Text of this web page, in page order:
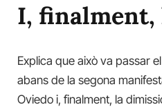
I, finalment,
Explica que això va passar
abans de la segona
Oviedo i, finalment, la